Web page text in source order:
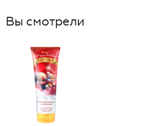
Вы смотрели